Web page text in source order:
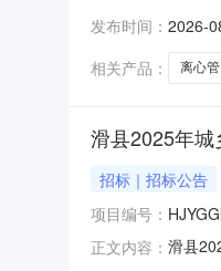
（元）
发布时间： 2026-
相关产品：
离心管
滑县2025年
招标｜招标公告
项目编号：
正文内容： 滑县